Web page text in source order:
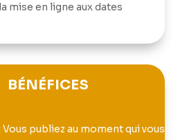
mise en ligne aux dates
BÉNÉFICES
Vous publiez au moment qui vous